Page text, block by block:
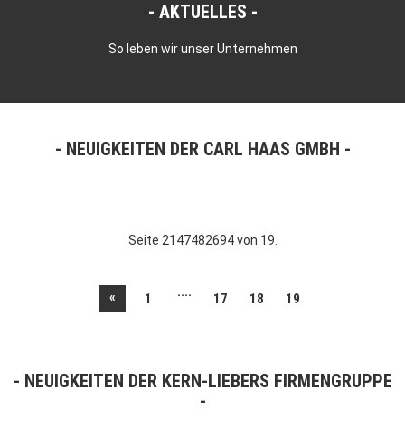
AKTUELLES
So leben wir unser Unternehmen
NEUIGKEITEN DER CARL HAAS GMBH
Seite 2147482694 von 19.
« 1 .... 17 18 19
NEUIGKEITEN DER KERN-LIEBERS FIRMENGRUPPE